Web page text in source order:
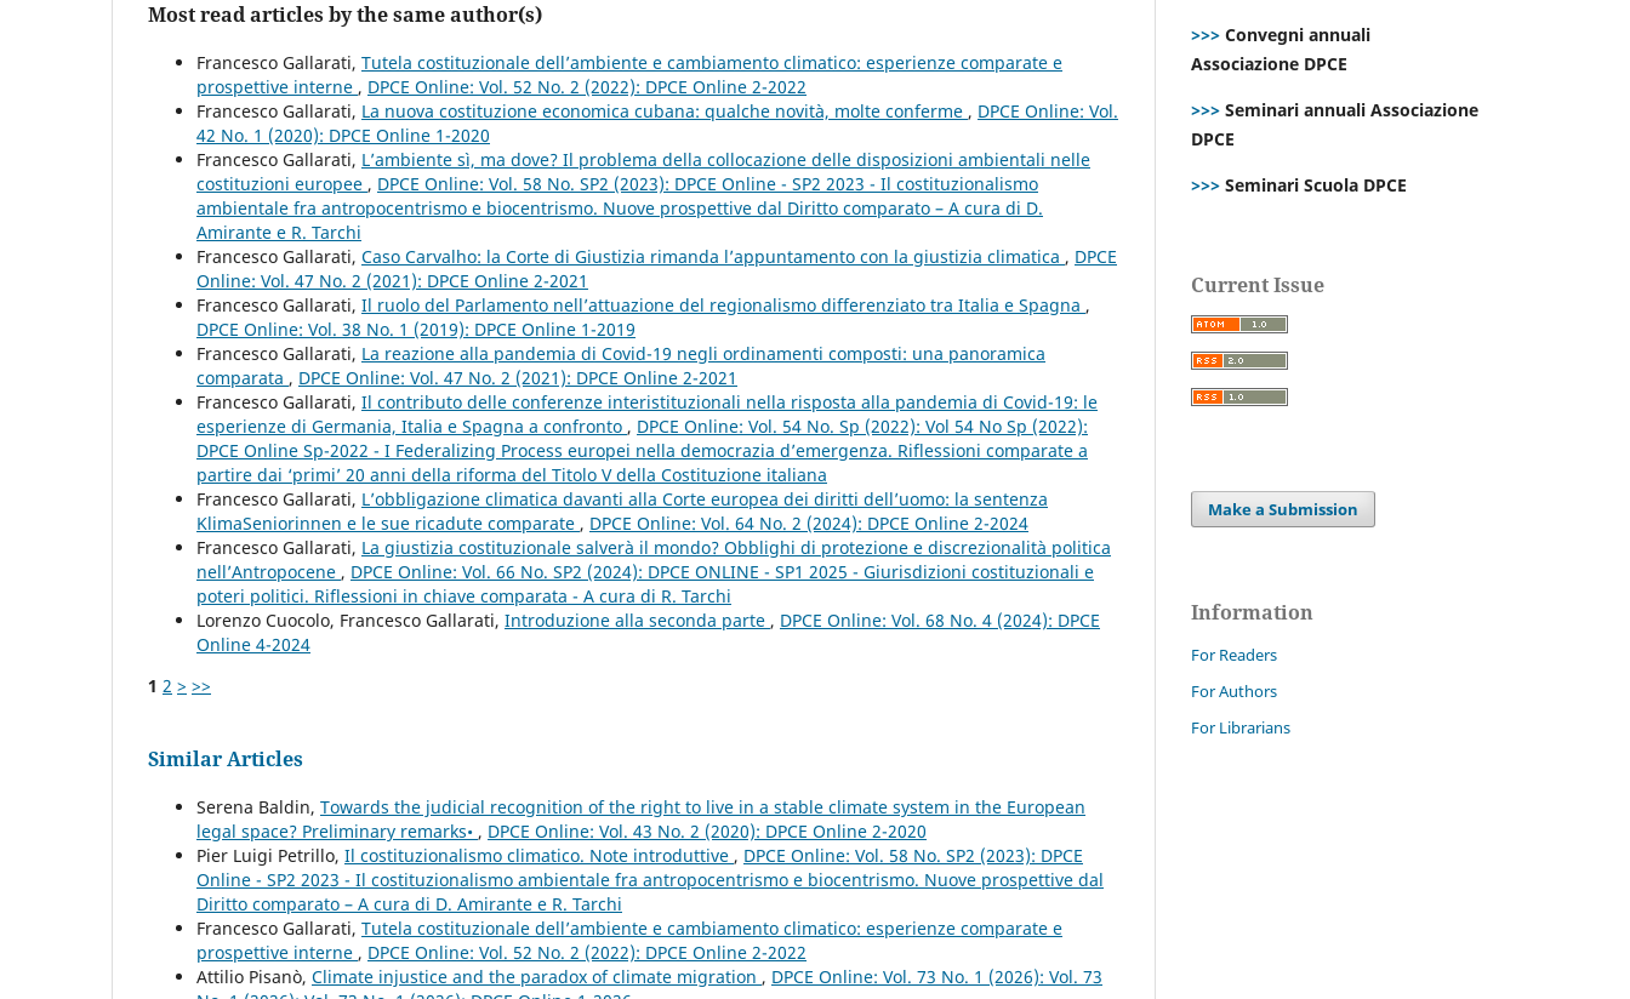
Most read articles by the same author(s)
Francesco Gallarati, Tutela costituzionale dell’ambiente e cambiamento climatico: esperienze comparate e
prospettive interne , DPCE Online: Vol. 52 No. 2 (2022): DPCE Online 2-2022
Francesco Gallarati, La nuova costituzione economica cubana: qualche novità, molte conferme , DPCE Online: Vol.
42 No. 1 (2020): DPCE Online 1-2020
Francesco Gallarati, L’ambiente sì, ma dove? Il problema della collocazione delle disposizioni ambientali nelle
costituzioni europee , DPCE Online: Vol. 58 No. SP2 (2023): DPCE Online - SP2 2023 - Il costituzionalismo
ambientale fra antropocentrismo e biocentrismo. Nuove prospettive dal Diritto comparato – A cura di D.
Amirante e R. Tarchi
Francesco Gallarati, Caso Carvalho: la Corte di Giustizia rimanda l’appuntamento con la giustizia climatica , DPCE
Online: Vol. 47 No. 2 (2021): DPCE Online 2-2021
Francesco Gallarati, Il ruolo del Parlamento nell’attuazione del regionalismo differenziato tra Italia e Spagna ,
DPCE Online: Vol. 38 No. 1 (2019): DPCE Online 1-2019
Francesco Gallarati, La reazione alla pandemia di Covid-19 negli ordinamenti composti: una panoramica
comparata , DPCE Online: Vol. 47 No. 2 (2021): DPCE Online 2-2021
Francesco Gallarati, Il contributo delle conferenze interistituzionali nella risposta alla pandemia di Covid-19: le
esperienze di Germania, Italia e Spagna a confronto , DPCE Online: Vol. 54 No. Sp (2022): Vol 54 No Sp (2022):
DPCE Online Sp-2022 - I Federalizing Process europei nella democrazia d’emergenza. Riflessioni comparate a
partire dai ‘primi’ 20 anni della riforma del Titolo V della Costituzione italiana
Francesco Gallarati, L’obbligazione climatica davanti alla Corte europea dei diritti dell’uomo: la sentenza
KlimaSeniorinnen e le sue ricadute comparate , DPCE Online: Vol. 64 No. 2 (2024): DPCE Online 2-2024
Francesco Gallarati, La giustizia costituzionale salverà il mondo? Obblighi di protezione e discrezionalità politica
nell’Antropocene , DPCE Online: Vol. 66 No. SP2 (2024): DPCE ONLINE - SP1 2025 - Giurisdizioni costituzionali e
poteri politici. Riflessioni in chiave comparata - A cura di R. Tarchi
Lorenzo Cuocolo, Francesco Gallarati, Introduzione alla seconda parte , DPCE Online: Vol. 68 No. 4 (2024): DPCE
Online 4-2024
1 2 > >>
Similar Articles
Serena Baldin, Towards the judicial recognition of the right to live in a stable climate system in the European
legal space? Preliminary remarks• , DPCE Online: Vol. 43 No. 2 (2020): DPCE Online 2-2020
Pier Luigi Petrillo, Il costituzionalismo climatico. Note introduttive , DPCE Online: Vol. 58 No. SP2 (2023): DPCE
Online - SP2 2023 - Il costituzionalismo ambientale fra antropocentrismo e biocentrismo. Nuove prospettive dal
Diritto comparato – A cura di D. Amirante e R. Tarchi
Francesco Gallarati, Tutela costituzionale dell’ambiente e cambiamento climatico: esperienze comparate e
prospettive interne , DPCE Online: Vol. 52 No. 2 (2022): DPCE Online 2-2022
Attilio Pisanò, Climate injustice and the paradox of climate migration , DPCE Online: Vol. 73 No. 1 (2026): Vol. 73
>>> Convegni annuali
Associazione DPCE
>>> Seminari annuali Associazione
DPCE
>>> Seminari Scuola DPCE
Current Issue
Make a Submission
Information
For Readers
For Authors
For Librarians